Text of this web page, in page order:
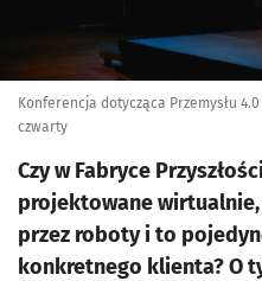
Konferencja dotycząca Przemysłu
czwarty
Czy w Fabryce
projektowane
przez roboty i to
konkretnego klienta? O